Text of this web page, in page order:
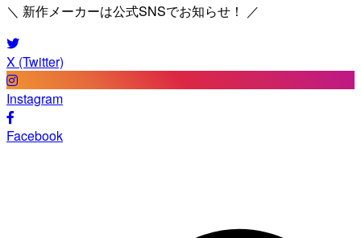
＼ 新作メーカーは公式SNSでお知らせ！ ／
X (Twitter)
Instagram
Facebook